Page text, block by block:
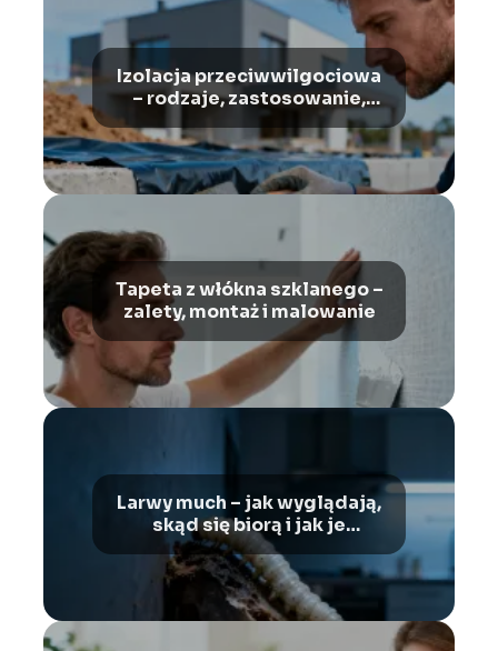
Izolacja przeciwwilgociowa
– rodzaje, zastosowanie,
montaż
Tapeta z włókna szklanego –
zalety, montaż i malowanie
Larwy much – jak wyglądają,
skąd się biorą i jak je
zwalczać?